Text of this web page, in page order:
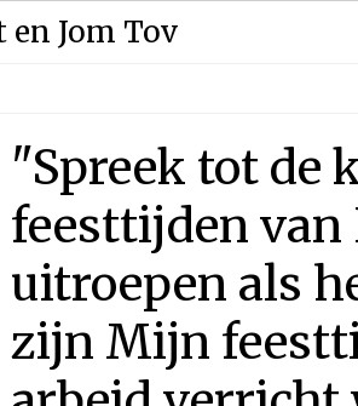
en Jom Tov
"Spreek tot de
feesttijden van
uitroepen als
zijn Mijn